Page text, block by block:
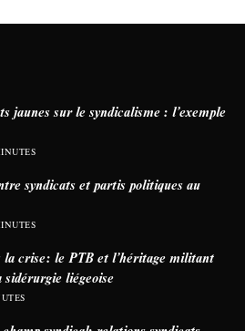
jaunes sur le syndicalisme : l’exemple
syndicats et partis politiques au
la crise: le PTB et l’héritage militant
sidérurgie liégeoise